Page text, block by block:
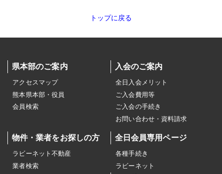
トップに戻る
県本部のご案内
アクセスマップ
熊本県本部・役員
会員検索
入会のご案内
全日入会メリット
ご入会費用等
ご入会の手続き
お問い合わせ・資料請求
物件・業者をお探しの方
ラビーネット不動産
業者検索
全日会員専用ページ
各種手続き
ラビーネット